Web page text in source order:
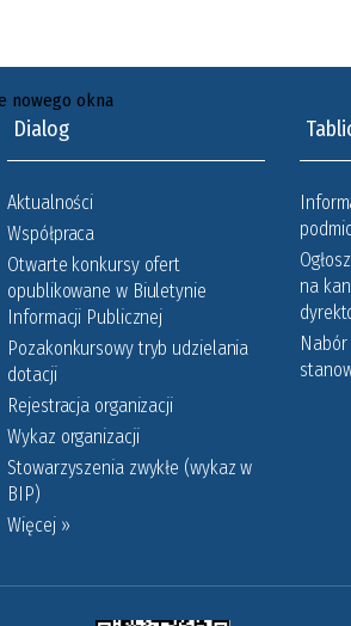
Dialog
Aktualności
Współpraca
Otwarte konkursy ofert
opublikowane w Biuletynie
Informacji Publicznej
Pozakonkursowy tryb udzielania
dotacji
Rejestracja organizacji
Wykaz organizacji
Stowarzyszenia zwykłe (wykaz w
BIP)
Więcej »
na